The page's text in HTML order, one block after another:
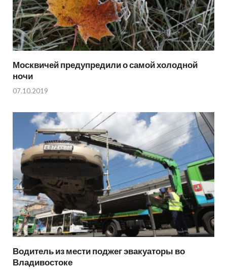
Москвичей предупредили о самой холодной
ночи
07.10.2019
Водитель из мести поджег эвакуаторы во
Владивостоке